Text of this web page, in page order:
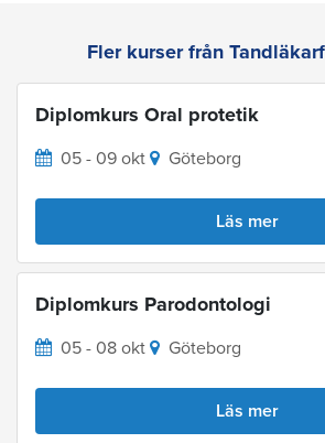
Fler kurser från
Diplomkurs Oral protetik
05 - 09 okt Göteborg
Läs mer
Diplomkurs Parodontologi
05 - 08 okt Göteborg
Läs mer